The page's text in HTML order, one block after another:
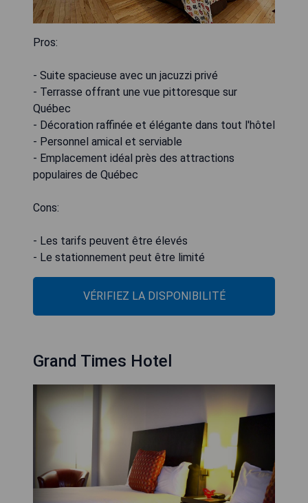
Pros:
- Suite spacieuse avec un jacuzzi privé
- Terrasse offrant une vue pittoresque sur
Québec
- Décoration raffinée et élégante dans tout l'hôtel
- Personnel amical et serviable
- Emplacement idéal près des attractions
populaires de Québec
Cons:
- Les tarifs peuvent être élevés
- Le stationnement peut être limité
VÉRIFIEZ LA DISPONIBILITÉ
Grand Times Hotel